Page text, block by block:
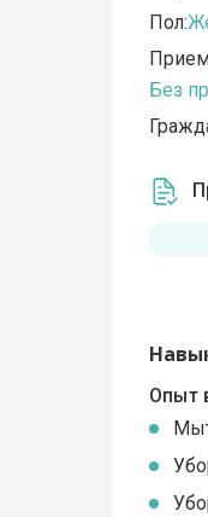
Пол:
Без
Опыт